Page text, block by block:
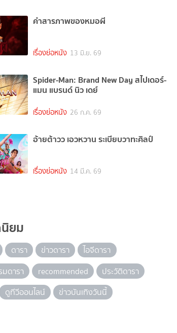
คำสารภาพของหมอผี
เรื่องย่อหนัง 13 มิ.ย. 69
Spider-Man: Brand New Day สไปเดอร์-
แมน แบรนด์ นิว เดย์
เรื่องย่อหนัง 26 ก.ค. 69
อ้ายต้าวว เอวหวาน ระเบียบวาทะศิลป์
เรื่องย่อหนัง 14 มี.ค. 69
ยม
ดารา ข่าวดารา
ไอจีดารา
ดารา
recommended
ประวัติดารา
ดูทีวีออนไลน์ ข่าวบันเทิงวันนี้